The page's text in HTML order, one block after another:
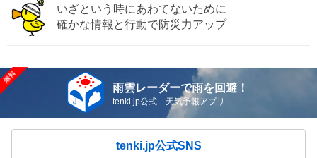
いざという時にあわてないために
確かな情報と行動で防災力アップ
雨雲レーダーで雨を回避！
tenki.jp公式 天気予報アプリ
tenki.jp公式SNS